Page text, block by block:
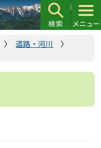
道路・河川